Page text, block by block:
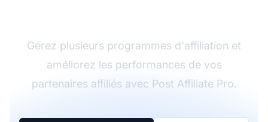
Gérez plusieurs programmes d'affiliation et
améliorez les performances de vos
partenaires affiliés avec Post Affiliate Pro.